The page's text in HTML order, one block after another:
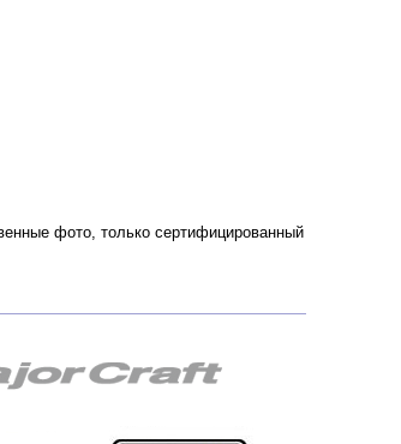
фото, только сертифицированный